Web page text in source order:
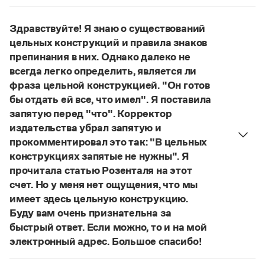
Словари русского языка как государственного
Справочники
Правила русской орфографии и пунктуации
Русский язык. Краткий теоретический курс
для школьников
Письмовник
Справочник по пунктуации
Словарь-справочник трудностей
Справочник по фразеологии
Азбучные истины
Словарь-справочник непростые слова
Все справочники портала
Журнал
Новости и события
Словарь методических терминов
Нет, не существует и не существовало. Это
Страница ответа
Здравствуйте! Я знаю о существований
цельных конструкций и правила знаков
препинания в них. Однако далеко не
всегда легко определить, является ли
фраза цельной конструкцией. "Он готов
бы отдать ей все, что имел". Я поставила
запятую перед "что". Корректор
издательства убрал запятую и
прокомментировал это так: "В цельных
конструкциях запятые не нужны". Я
прочитала статью Розенталя на этот
счет. Но у меня нет ощущения, что мы
имеет здесь цельную конструкцию.
Буду вам очень признательна за
быстрый ответ. Если можно, то и на мой
электронный адрес. Большое спасибо!
Действительно, в данном случае не приходится